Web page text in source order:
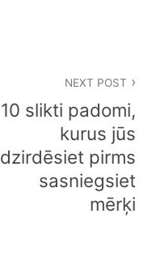
NEXT POST
10 slikti padomi,
kurus jūs
dzirdēsiet pirms
sasniegsiet
mērķi